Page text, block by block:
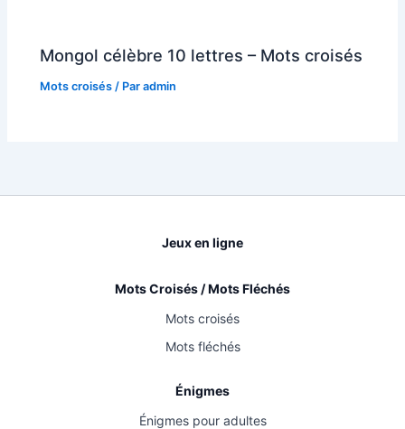
Mongol célèbre 10 lettres – Mots croisés
Mots croisés / Paradmin
Jeux en ligne
Mots Croisés / Mots Fléchés
Mots croisés
Mots fléchés
Énigmes
Énigmes pour adultes